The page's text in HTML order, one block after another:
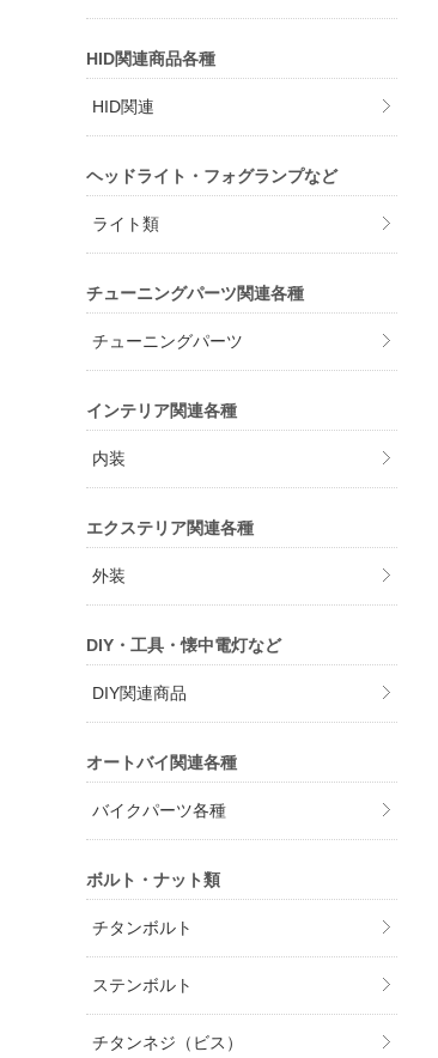
HID関連商品各種
HID関連
ヘッドライト・フォグランプなど
ライト類
チューニングパーツ関連各種
チューニングパーツ
インテリア関連各種
内装
エクステリア関連各種
外装
DIY・工具・懐中電灯など
DIY関連商品
オートバイ関連各種
バイクパーツ各種
ボルト・ナット類
チタンボルト
ステンボルト
チタンネジ（ビス）